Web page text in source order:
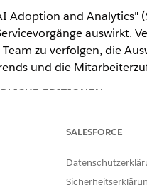
Adoption and Analytics"
auswirkt.
zu verfolgen, die
und die
EDITIONEN
Editionen anzeigen.
zu den
mit Service-AI-Akzeptanz
SALESFORCE